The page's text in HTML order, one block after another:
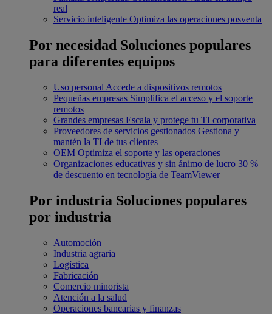
real
Servicio inteligente Optimiza las operaciones posventa
Por necesidad Soluciones populares
para diferentes equipos
Uso personal Accede a dispositivos remotos
Pequeñas empresas Simplifica el acceso y el soporte
remotos
Grandes empresas Escala y protege tu TI corporativa
Proveedores de servicios gestionados Gestiona y
mantén la TI de tus clientes
OEM Optimiza el soporte y las operaciones
Organizaciones educativas y sin ánimo de lucro 30 %
de descuento en tecnología de TeamViewer
Por industria Soluciones populares
por industria
Automoción
Industria agraria
Logística
Fabricación
Comercio minorista
Atención a la salud
Operaciones bancarias y finanzas